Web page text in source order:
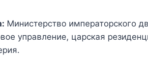
Министерство императорского
управление, царская